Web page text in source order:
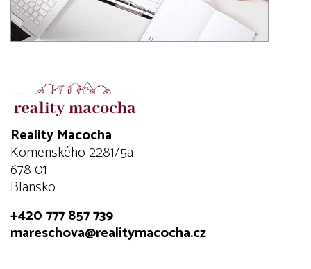
Reality Macocha
Komenského 2281/5a
678 01
Blansko
+420 777 857 739
mareschova@realitymacocha.cz